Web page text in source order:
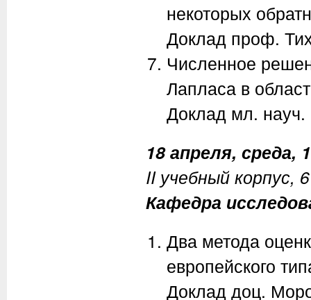
некоторых
Доклад проф.
Численное
Лапласа в
Доклад мл.
18 апреля, среда,
II учебный корпус,
Кафедра
Два метода
европейского
Доклад доц.